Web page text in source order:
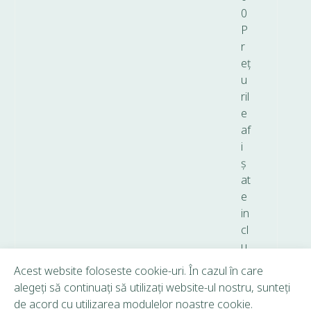
0
P
r
eț
u
ril
e
af
i
ș
at
e
in
cl
u
T
V
Acest website foloseste cookie-uri. În cazul în care
alegeți să continuați să utilizați website-ul nostru, sunteți
de acord cu utilizarea modulelor noastre cookie.